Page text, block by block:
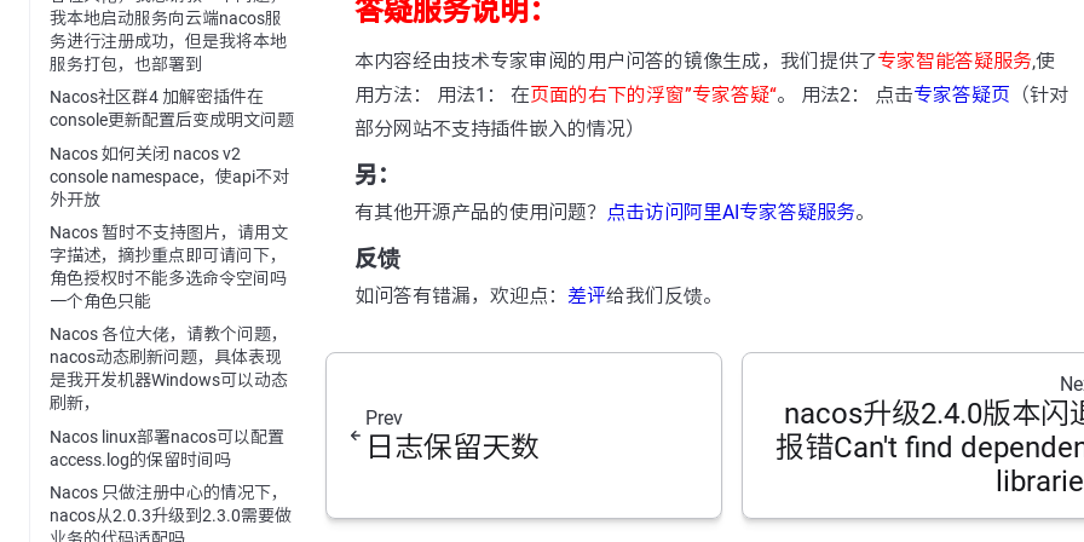
我本地启动服务向云端nacos服
务进行注册成功，但是我将本地
服务打包，也部署到
Nacos社区群4 加解密插件在
console更新配置后变成明文问题
Nacos 如何关闭 nacos v2
console namespace，使api不对
外开放
Nacos 暂时不支持图片，请用文
字描述，摘抄重点即可请问下，
角色授权时不能多选命令空间吗
一个角色只能
Nacos 各位大佬，请教个问题，
nacos动态刷新问题，具体表现
是我开发机器Windows可以动态
刷新，
Nacos linux部署nacos可以配置
access.log的保留时间吗
Nacos 只做注册中心的情况下，
nacos从2.0.3升级到2.3.0需要做
答疑服务说明：
本内容经由技术专家审阅的用户问答的镜像生成，我们提供了专家智能答疑服务,使
用方法： 用法1： 在页面的右下的浮窗”专家答疑“。 用法2： 点击专家答疑页 （针对
部分网站不支持插件嵌入的情况）
另：
有其他开源产品的使用问题？ 点击访问阿里AI专家答疑服务。
反馈
如问答有错漏，欢迎点： 差评给我们反馈。
Prev
日志保留天数
nacos升级2.4.0版本闪
报错Can't find